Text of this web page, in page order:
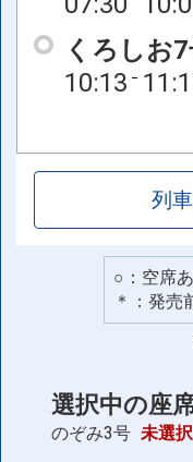
くろしお
10:13
列
○：空席
＊：発売
選択中の座
のぞみ3号 未選択